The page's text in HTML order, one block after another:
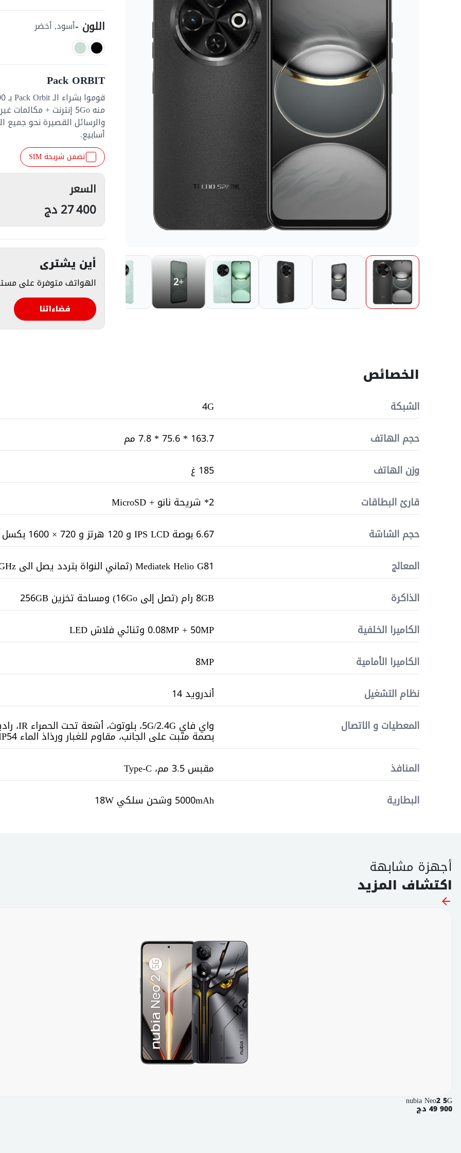
+2
اللون -أسود, أخضر
Pack ORBIT
أسابيع.
تضمن شريحة SIM
السعر
27 400دج
أين يشترى
الهواتف متوفرة على
فضاءاتنا
الخصائص
الشبكة
4G
حجم الهاتف
163.7 * 75.6 * 7.8 مم
وزن الهاتف
185 غ
قارئ البطاقات
2* شريحة نانو + MicroSD
حجم الشاشة
6.67 بوصة IPS LCD و 120 هرتز و 720 × 1600 بكسل
المعالج
Mediatek Helio G81 (ثماني النواة بتردد يصل الى 2.0GHz)
الذاكرة
8GB رام (تصل إلى 16Go) ومساحة تخزين 256GB
الكاميرا الخلفية
0.08MP + 50MP وثنائي فلاش LED
الكاميرا الأمامية
8MP
نظام التشغيل
أندرويد 14
المعطيات و الاتصال
بصمة مثبت على الجانب، مقاوم للغبار ورذاذ الماء IP54
المنافذ
مقبس 3.5 مم، Type-C
البطارية
5000mAh وشحن سلكي 18W
أجهزة مشابهة
اكتشاف المزيد
nubia Neo2 5G
49 900 دج